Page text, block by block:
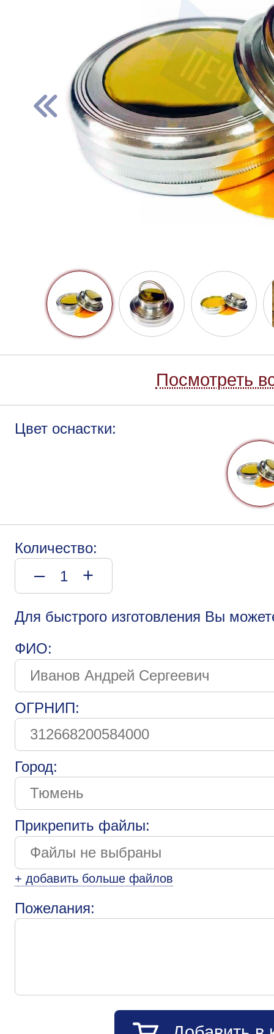
Посмотреть
Цвет оснастки:
Количество:
– +
Для быстрого изготовления Вы
ФИО:
ОГРНИП:
Город:
Прикрепить файлы:
+ добавить больше файлов
Пожелания: